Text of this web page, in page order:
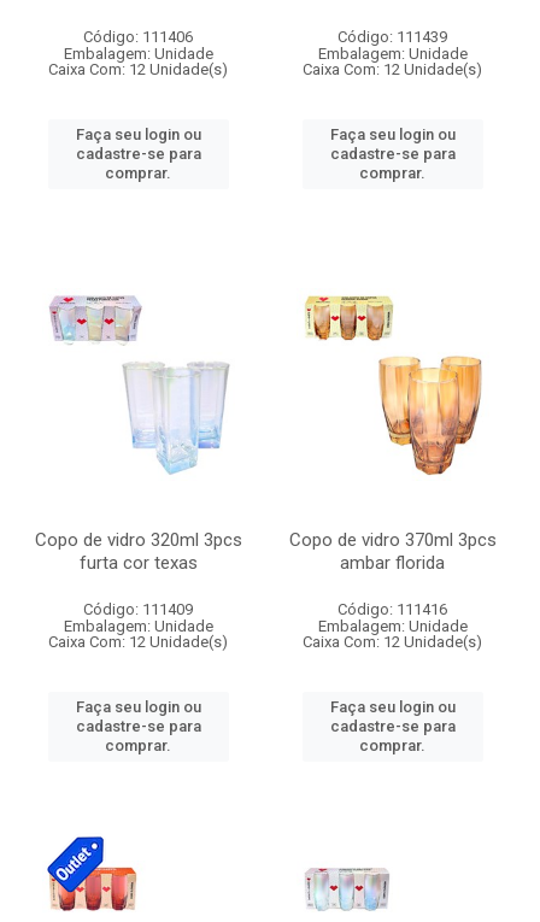
Código: 111406
Embalagem: Unidade
Caixa Com: 12 Unidade(s)
Faça seu login ou
cadastre-se para
comprar.
Código: 111439
Embalagem: Unidade
Caixa Com: 12 Unidade(s)
Faça seu login ou
cadastre-se para
comprar.
Copo de vidro 320ml 3pcs
furta cor texas
Código: 111409
Embalagem: Unidade
Caixa Com: 12 Unidade(s)
Faça seu login ou
cadastre-se para
comprar.
Copo de vidro 370ml 3pcs
ambar florida
Código: 111416
Embalagem: Unidade
Caixa Com: 12 Unidade(s)
Faça seu login ou
cadastre-se para
comprar.